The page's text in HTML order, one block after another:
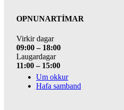
OPNUNARTÍMAR
Virkir dagar
09:00 – 18:00
Laugardagar
11:00 – 15:00
Um okkur
Hafa samband